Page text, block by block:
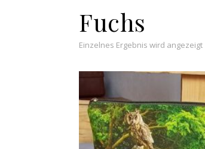
Fuchs
Einzelnes Ergebnis wird angezeigt